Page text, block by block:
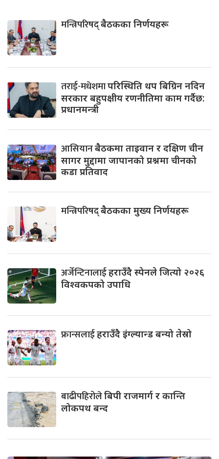
मन्त्रिपरिषद्बैठकका निर्णयहरू
तराई-मधेशमापरिस्थिति थप बिग्रिन नदिन
सरकार बहुपक्षीय रणनीतिमा काम गर्दैछ:
प्रधानमन्त्री
आसियानबैठकमा ताइवान र दक्षिण चीन
सागर मुद्दामा जापानको प्रश्नमा चीनको
कडा प्रतिवाद
मन्त्रिपरिषद्बैठकका मुख्य निर्णयहरू
अर्जेन्टिनालाईहराउँदै स्पेनले जित्यो २०२६
विश्वकपको उपाधि
फ्रान्सलाईहराउँदै इंग्ल्यान्ड बन्यो तेस्रो
बाढीपहिरोलेबिपी राजमार्ग र कान्ति
लोकपथ बन्द